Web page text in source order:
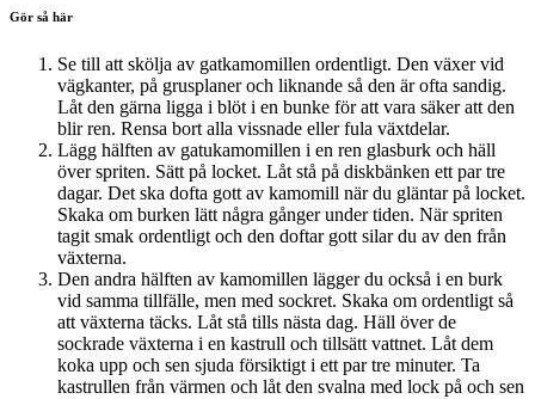
Gör så här
Se till att skölja av gatkamomillen ordentligt. Den växer vid
vägkanter, på grusplaner och liknande så den är ofta sandig.
Låt den gärna ligga i blöt i en bunke för att vara säker att den
blir ren. Rensa bort alla vissnade eller fula växtdelar.
Lägg hälften av gatukamomillen i en ren glasburk och häll
över spriten. Sätt på locket. Låt stå på diskbänken ett par tre
dagar. Det ska dofta gott av kamomill när du gläntar på locket.
Skaka om burken lätt några gånger under tiden. När spriten
tagit smak ordentligt och den doftar gott silar du av den från
växterna.
Den andra hälften av kamomillen lägger du också i en burk
vid samma tillfälle, men med sockret. Skaka om ordentligt så
att växterna täcks. Låt stå tills nästa dag. Häll över de
sockrade växterna i en kastrull och tillsätt vattnet. Låt dem
koka upp och sen sjuda försiktigt i ett par tre minuter. Ta
kastrullen från värmen och låt den svalna med lock på och sen